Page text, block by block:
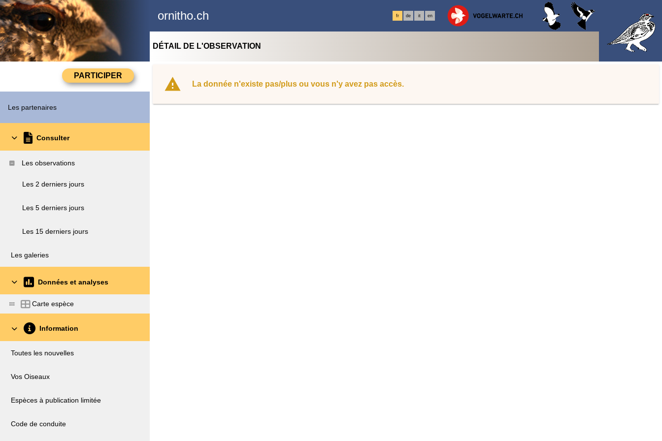
ornitho.ch fr de it en
Les partenaires
Consulter
Les observations
Les 2 derniers jours
Les 5 derniers jours
Les 15 derniers jours
Les galeries
Données et analyses
Carte espèce
Information
Toutes les nouvelles
Vos Oiseaux
Espèces à publication limitée
Code de conduite
DÉTAIL DE L'OBSERVATION
La donnée n'existe pas/plus ou vous n'y avez pas accès.